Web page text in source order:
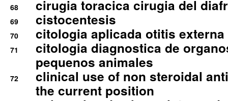
68 cirugia toracica cirugia del
69 cistocentesis
70 citologia aplicada otitis externa
71
citologia diagnostica de
pequenos animales
72
clinical use of non steroidal
the current position